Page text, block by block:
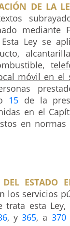
DE LA
mediante
Ley se
móvil en el
15 de la
en el
en normas
ESTADO
los servicios
trata esta
, y365, a 370